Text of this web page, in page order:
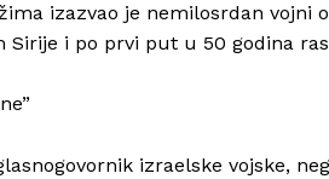
izazvao je nemilosrdan
Sirije i po prvi put u 50 godina
izraelske vojske,